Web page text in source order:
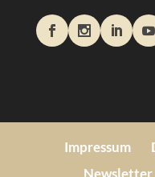
Impressum